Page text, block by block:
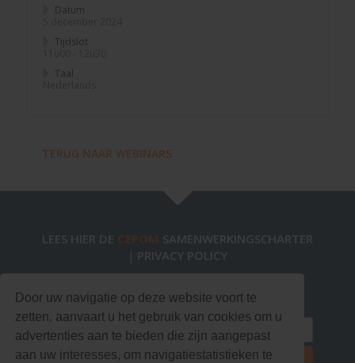
Door uw navigatie op deze website voort te
zetten, aanvaart u het gebruik van cookies om u
advertenties aan te bieden die zijn aangepast
aan uw interesses, om navigatiestatistieken te
Datum
Tijdslot
Taal
TERUG NAAR WEBINARS
LEES HIER DE CEPOM SAMENWERKINGSCHARTER
| PRIVACY POLICY
Blijf op de hoogte via onze nieuwsbrief!